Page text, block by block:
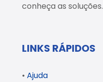
conheça as soluções.
LINKS RÁPIDOS
• Ajuda